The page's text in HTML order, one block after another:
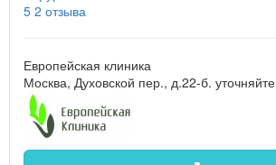
5 2 отзыва
Европейская клиника
Москва, Духовской пер., д.22-б. уточняйте